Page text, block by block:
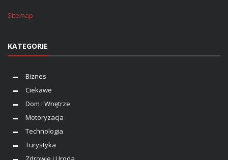
Sitemap
KATEGORIE
Biznes
Ciekawe
Dom i Wnętrze
Motoryzacja
Technologia
Turystyka